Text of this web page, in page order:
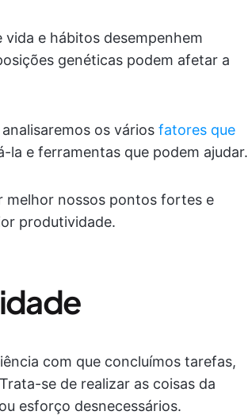
e hábitos desempenhem
genéticas podem afetar a
os vários fatores que
la e ferramentas que podem ajudar.
melhor nossos pontos fortes e
produtividade.
com que concluímos tarefas,
se de realizar as coisas da
esforço desnecessários.